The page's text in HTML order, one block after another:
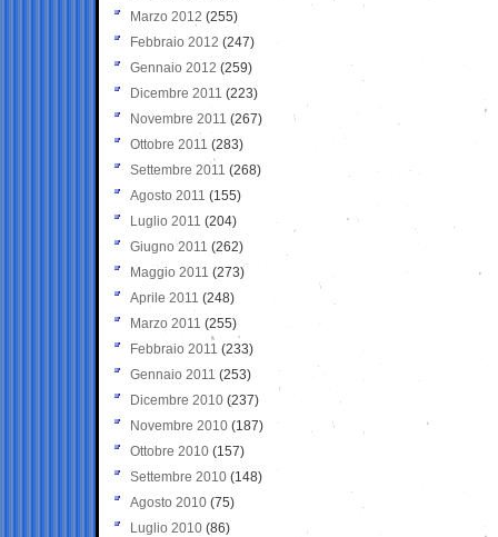
Marzo 2012 (255)
Febbraio 2012 (247)
Gennaio 2012 (259)
Dicembre 2011 (223)
Novembre 2011 (267)
Ottobre 2011 (283)
Settembre 2011 (268)
Agosto 2011 (155)
Luglio 2011 (204)
Giugno 2011 (262)
Maggio 2011 (273)
Aprile 2011 (248)
Marzo 2011 (255)
Febbraio 2011 (233)
Gennaio 2011 (253)
Dicembre 2010 (237)
Novembre 2010 (187)
Ottobre 2010 (157)
Settembre 2010 (148)
Agosto 2010 (75)
Luglio 2010 (86)